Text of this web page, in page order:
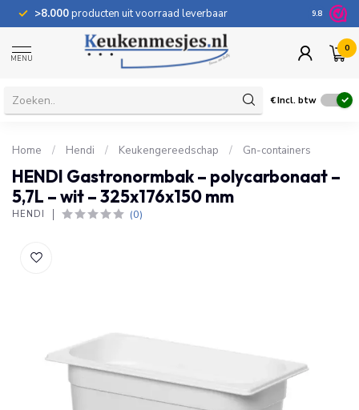
>8.000producten uit voorraad leverbaar 100
9.8
MENU
0
€Incl. btw
Home / Hendi / Keukengereedschap / Gn-containers
HENDI Gastronormbak – polycarbonaat –
5,7L – wit – 325x176x150 mm
HENDI (0)